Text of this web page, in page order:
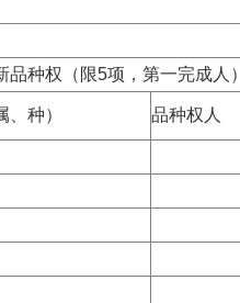
品种权（限5项，第一完成人）
种） 品种权人